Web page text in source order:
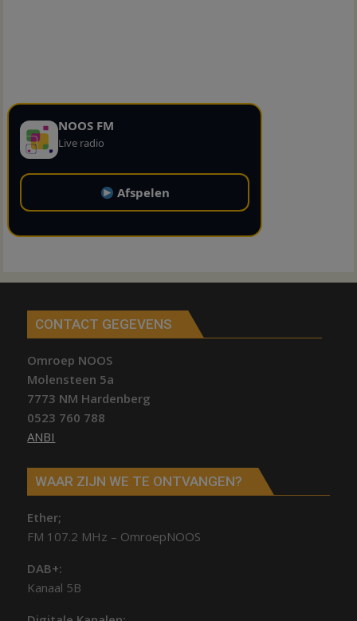
NOOS FM
Live radio
Afspelen
CONTACT GEGEVENS
Omroep NOOS
Molensteen 5a
7773 NM Hardenberg
0523 760 788
ANBI
WAAR ZIJN WE TE ONTVANGEN?
Ether;
FM 107.2 MHz – OmroepNOOS
DAB+:
Kanaal 5B